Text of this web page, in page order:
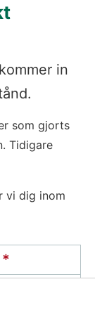
in
som gjorts
Tidigare
vi dig inom
*